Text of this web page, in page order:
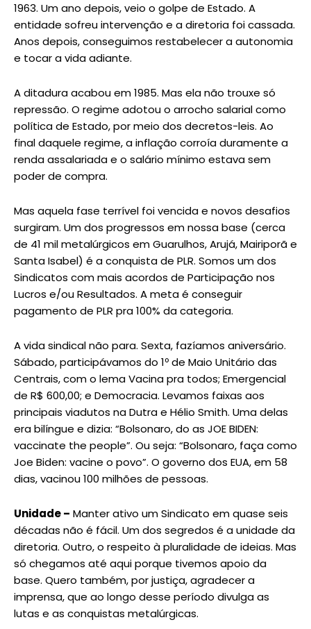
1963. Um ano depois, veio o golpe de Estado. A
entidade sofreu intervenção e a diretoria foi cassada.
Anos depois, conseguimos restabelecer a autonomia
e tocar a vida adiante.
A ditadura acabou em 1985. Mas ela não trouxe só
repressão. O regime adotou o arrocho salarial como
política de Estado, por meio dos decretos-leis. Ao
final daquele regime, a inflação corroía duramente a
renda assalariada e o salário mínimo estava sem
poder de compra.
Mas aquela fase terrível foi vencida e novos desafios
surgiram. Um dos progressos em nossa base (cerca
de 41 mil metalúrgicos em Guarulhos, Arujá, Mairiporã e
Santa Isabel) é a conquista de PLR. Somos um dos
Sindicatos com mais acordos de Participação nos
Lucros e/ou Resultados. A meta é conseguir
pagamento de PLR pra 100% da categoria.
A vida sindical não para. Sexta, fazíamos aniversário.
Sábado, participávamos do 1º de Maio Unitário das
Centrais, com o lema Vacina pra todos; Emergencial
de R$ 600,00; e Democracia. Levamos faixas aos
principais viadutos na Dutra e Hélio Smith. Uma delas
era bilíngue e dizia: “Bolsonaro, do as JOE BIDEN:
vaccinate the people”. Ou seja: “Bolsonaro, faça como
Joe Biden: vacine o povo”. O governo dos EUA, em 58
dias, vacinou 100 milhões de pessoas.
Unidade – Manter ativo um Sindicato em quase seis
décadas não é fácil. Um dos segredos é a unidade da
diretoria. Outro, o respeito à pluralidade de ideias. Mas
só chegamos até aqui porque tivemos apoio da
base. Quero também, por justiça, agradecer a
imprensa, que ao longo desse período divulga as
lutas e as conquistas metalúrgicas.